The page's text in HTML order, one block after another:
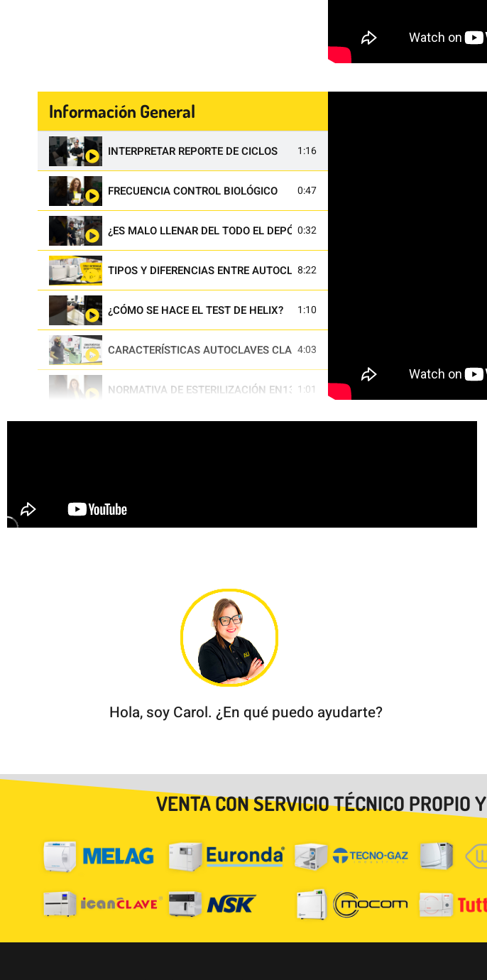
Información General
INTERPRETAR REPORTE DE CICLOS 1:16
FRECUENCIA CONTROL BIOLÓGICO 0:47
¿ES MALO LLENAR DEL TODO EL DEPÓSITO DE TU AUTOCLAVE?
0:32
TIPOS Y DIFERENCIAS ENTRE AUTOCLAVES CLASE S, N Y B
8:22
¿CÓMO SE HACE EL TEST DE HELIX? 1:10
CARACTERÍSTICAS AUTOCLAVES CLASE B
4:03
NORMATIVA DE ESTERILIZACIÓN EN13060
1:01
CÓMO CAMBIAR EL PAPEL DE LA IMPRESORA
ELEGIR EL CICLO ADECUADO DE TU AUTOCLAVE
Hola, soy Carol. ¿En qué puedo ayudarte?
VENTA CON SERVICIO TÉCNICO PROPIO Y